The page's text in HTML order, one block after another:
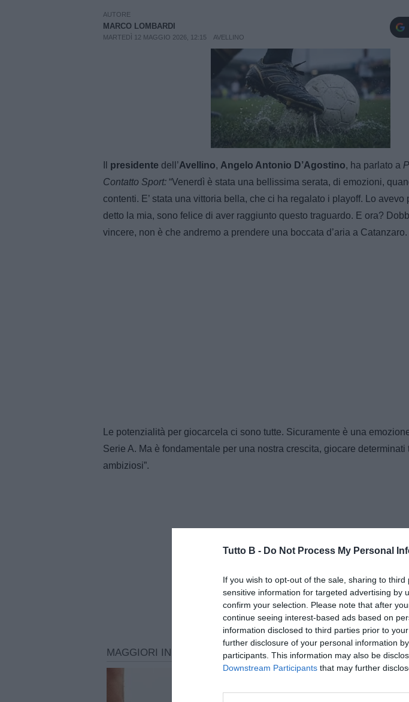
Tutto B - Do Not Process My Personal
If you wish to opt-out of the sale, sharing to
sensitive information for targeted advertising by
confirm your selection. Please note that after
continue seeing interest-based ads based on
information disclosed to third parties prior to
further disclosure of your personal information
participants. This information may also be
Downstream Participants that may further
AUTORE
MARCO LOMBARDI
MARTEDÌ 12 MAGGIO 2026, 12:15 AVELLINO
Loaded
100.00%
presidente dell’Avellino, Angelo Antonio D’Agostino, ha parlato a
Contatto Sport: “Venerdì è stata una bellissima serata, di emozioni,
contenti. E’ stata una vittoria bella, che ci ha regalato i playoff. Lo avevo
detto la mia, sono felice di aver raggiunto questo traguardo. E ora?
vincere, non è che andremo a prendere una boccata d’aria a Catanzaro.
Le potenzialità per giocarcela ci sono tutte. Sicuramente è una
Serie A. Ma è fondamentale per una nostra crescita, giocare determinati
ambiziosi”.